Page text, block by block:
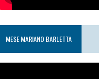
MESE MARIANO BARLETTA